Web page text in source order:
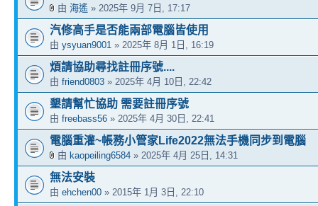
由 海遙 » 2025年 9月 7日, 17:17
汽修高手是否能兩部電腦皆使用
由 ysyuan9001 » 2025年 8月 1日, 16:19
煩請協助尋找註冊序號....
由 friend0803 » 2025年 4月 10日, 22:42
墾請幫忙協助 需要註冊序號
由 freebass56 » 2025年 4月 30日, 22:41
電腦重灌~帳務小管家Life2022無法手機同步到電腦
由 kaopeiling6584 » 2025年 4月 25日, 14:31
無法安裝
由 ehchen00 » 2015年 1月 3日, 22:10